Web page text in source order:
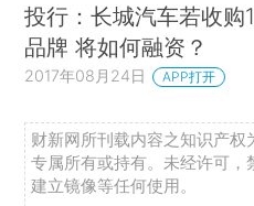
投行：长城汽车若收购
品牌 将如何融资？
2017年08月24日 APP打开
财新网所刊载内容之知识产权
专属所有或持有。未经许可，
建立镜像等任何使用。